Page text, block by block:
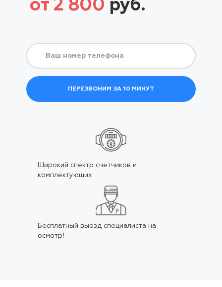
от 2 800 руб.
ПЕРЕЗВОНИМ ЗА 10 МИНУТ
Широкий спектр счетчиков и
комплектующих
Бесплатный выезд специалиста на
осмотр!